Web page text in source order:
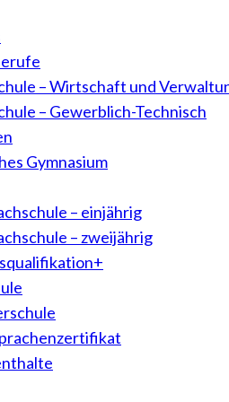
– Wirtschaft und
– Gewerblich-Technisch
Gymnasium
– einjährig
– zweijährig